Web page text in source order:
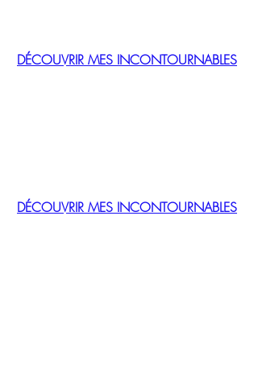
DÉCOUVRIR MES INCONTOURNABLES
DÉCOUVRIR MES INCONTOURNABLES